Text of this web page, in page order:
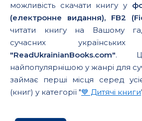
можливість скачати книгу у
(електронне видання), FB2
читати книгу на Вашому
сучасних українських
"ReadUkrainianBooks.com".
найпопулярнішою у жанрі для
займає перші місця серед
(книг) у категорії "💙 Дитячі книги